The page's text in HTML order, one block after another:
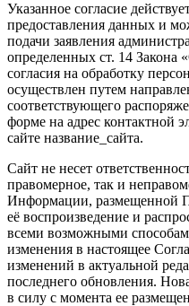
Указанное согласие
предоставления данных и
подачи заявления
определенных ст. 14
согласия на обработку
осуществлен путем
соответствующего
форме на адрес контактной
сайте название_сайта.
Сайт не несет
правомерное, так и
Информации, размещенной
её воспроизведение и
всеми возможными
изменения в настоящее
изменений в актуальной
последнего обновления.
в силу с момента ее